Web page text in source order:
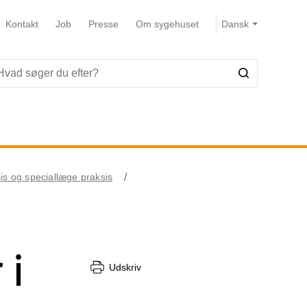
Kontakt Job Presse Om sygehuset
og speciallæge praksis
i
Udskriv